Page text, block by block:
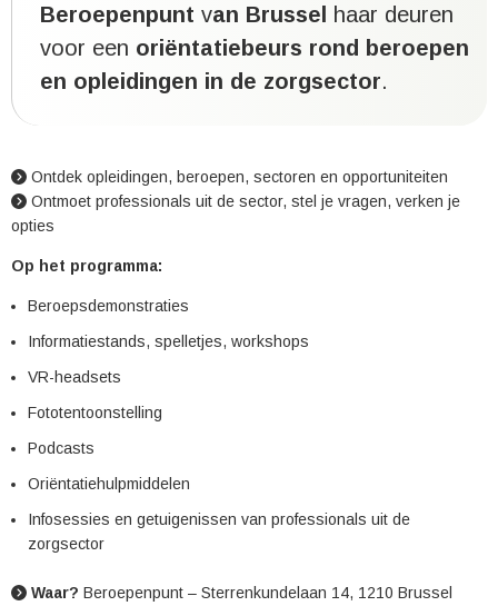
Beroepenpunt van Brussel
haar deuren
voor een oriëntatiebeurs rond beroepen
en opleidingen in de zorgsector.
Ontdek opleidingen, beroepen, sectoren en opportuniteiten
Ontmoet professionals uit de sector, stel je vragen, verken je
opties
Op het programma:
Beroepsdemonstraties
Informatiestands, spelletjes, workshops
VR-headsets
Fototentoonstelling
Podcasts
Oriëntatiehulpmiddelen
Infosessies en getuigenissen van professionals uit de
zorgsector
Waar? Beroepenpunt – Sterrenkundelaan 14, 1210 Brussel